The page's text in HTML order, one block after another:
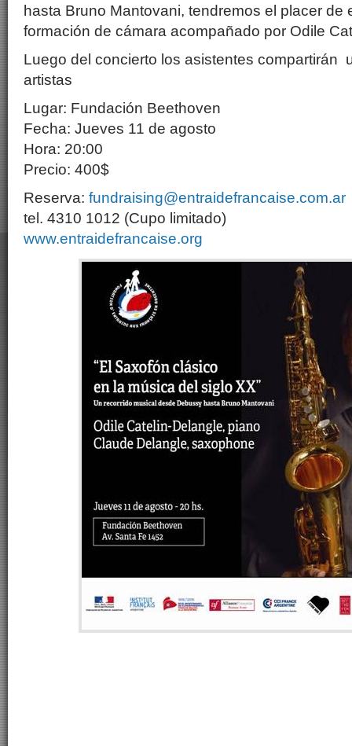
hasta Bruno Mantovani, tendremos el placer de
formación de cámara acompañado por Odile
Luego del concierto los asistentes compartirán
artistas
Lugar: Fundación Beethoven
Fecha: Jueves 11 de agosto
Hora: 20:00
Precio: 400$
Reserva: fundraising@entraidefrancaise.com.ar
tel. 4310 1012 (Cupo limitado)
www.entraidefrancaise.org